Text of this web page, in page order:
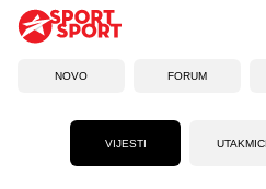
NOVO FORUM
VIJESTI